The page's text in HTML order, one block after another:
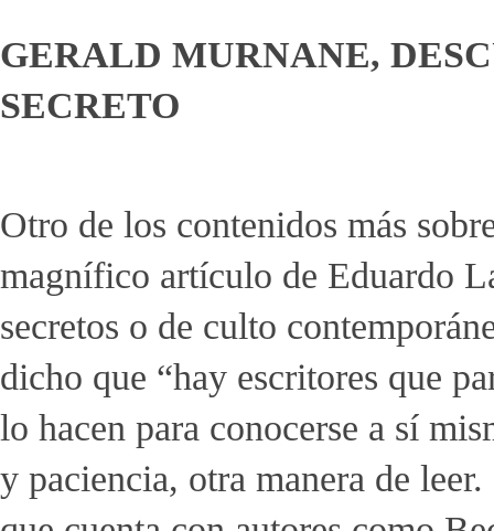
GERALD MURNANE,
SECRETO
Otro de los contenidos más
magnífico artículo de Eduardo
secretos o de culto
dicho que “hay escritores que
lo hacen para conocerse a sí
y paciencia, otra manera de